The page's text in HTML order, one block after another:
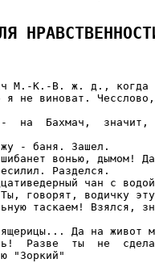
М.-К.-В. ж. д., когда
я не виноват.
на  Бахмач,  значит,
- баня. Зашел.
вонью, дымом!
Разделся.
чан с
говорят, водичку
таскаем! Взялся,
Да на живот
Разве  ты  не
"Зоркий"